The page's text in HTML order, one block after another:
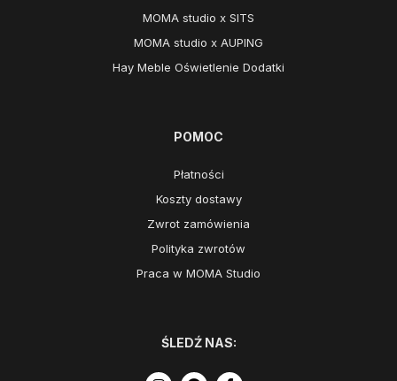
MOMA studio x SITS
MOMA studio x AUPING
Hay Meble Oświetlenie Dodatki
POMOC
Płatności
Koszty dostawy
Zwrot zamówienia
Polityka zwrotów
Praca w MOMA Studio
ŚLEDŹ NAS: